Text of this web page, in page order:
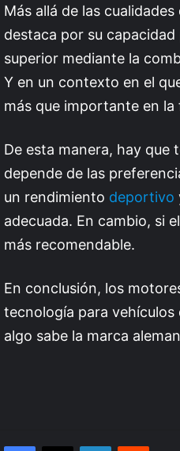
Más allá de las
destaca por su
superior mediante la
Y en un contexto en el
más que importante en la
De esta manera, hay que
depende de las
un rendimiento deportivo
adecuada. En cambio, si
más recomendable.
En conclusión, los
tecnología para vehículos
algo sabe la marca